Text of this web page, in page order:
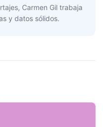
Carmen Gil trabaja
y datos sólidos.